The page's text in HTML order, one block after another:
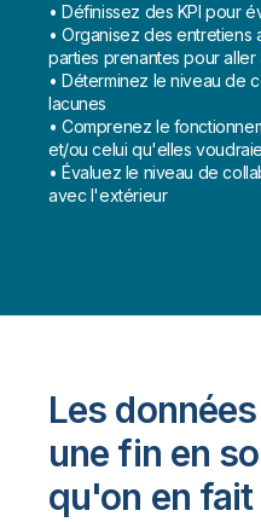
• Définissez des KPI pour
• Organisez des entretiens
parties prenantes pour
• Déterminez le niveau de
lacunes
• Comprenez le
et/ou celui qu'elles
• Évaluez le niveau de
avec l'extérieur
Les
une fin en
qu'on en